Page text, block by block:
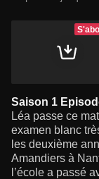
Saison 1
Léa passe ce
examen blanc
les deuxième
Amandiers à
l’école a passé